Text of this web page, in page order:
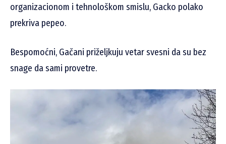
organizacionom i tehnološkom smislu, Gacko polako
prekriva pepeo.
Bespomoćni, Gačani priželjkuju vetar svesni da su bez
snage da sami provetre.